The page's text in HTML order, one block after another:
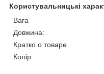
Користувальницькі
Вага
Довжина:
Кратко о товаре
Колір